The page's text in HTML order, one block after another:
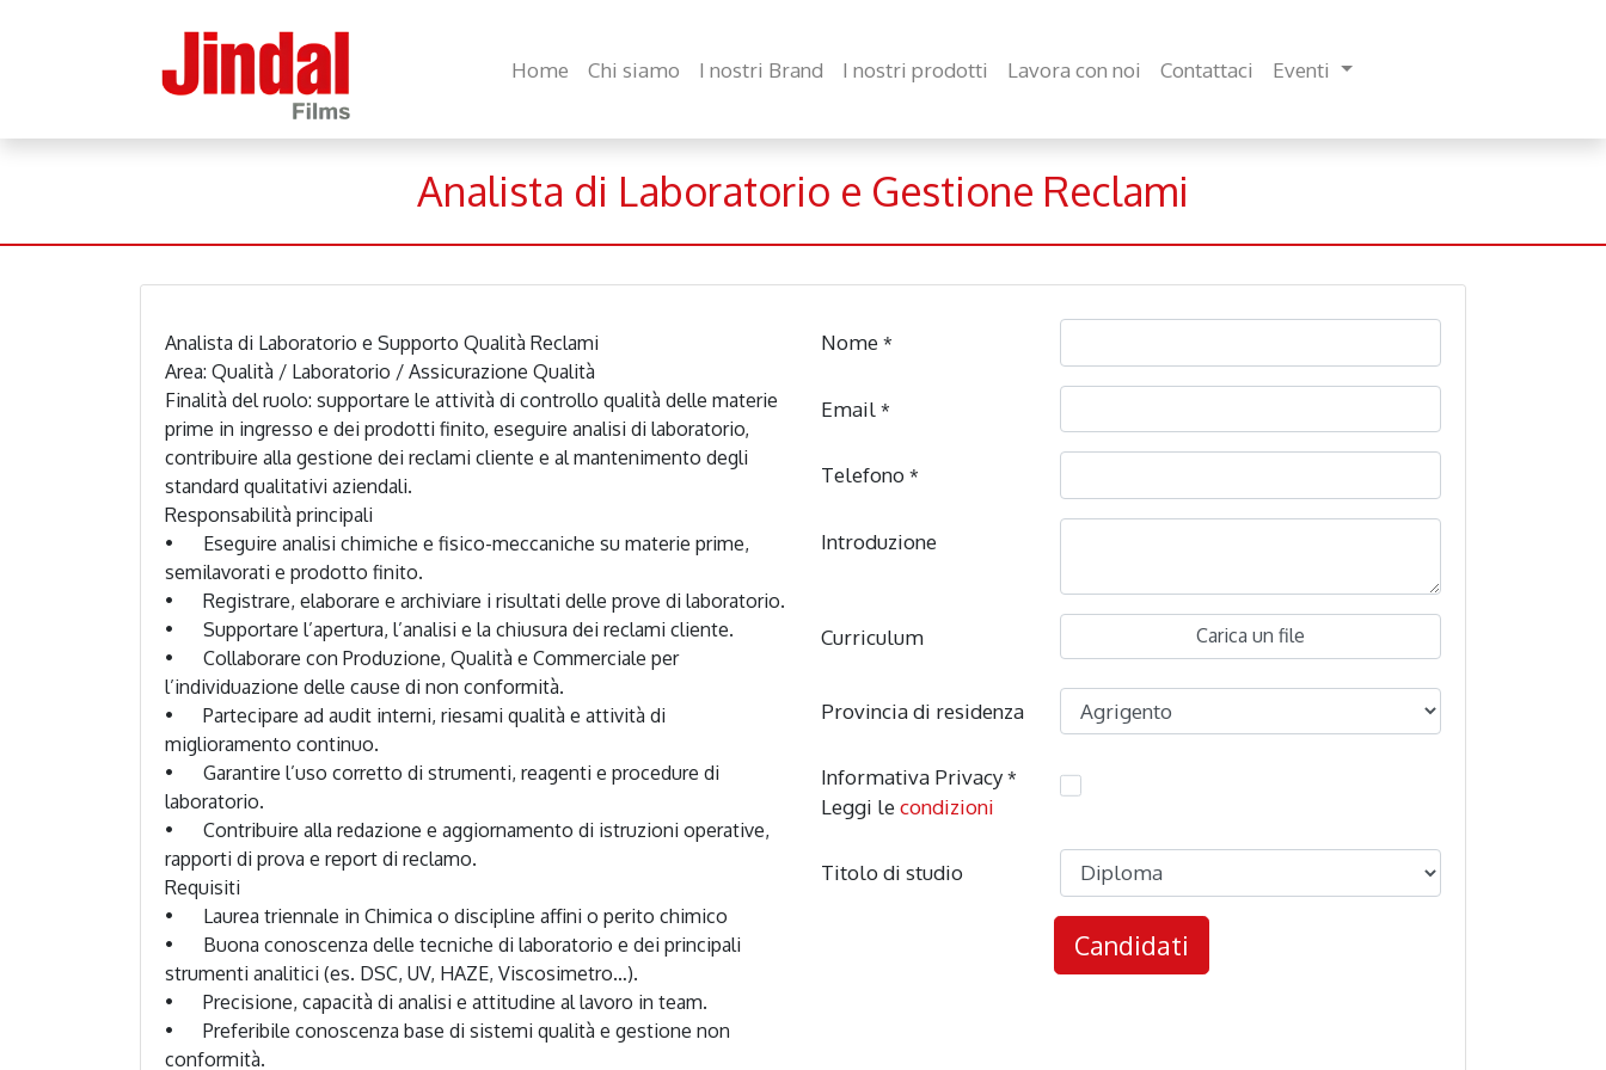
Home Chi siamo I nostri Brand I nostri prodotti Lavora con noi Contattaci Eventi
Analista di Laboratorio e Gestione Reclami
Analista di Laboratorio e Supporto Qualità Reclami
Area: Qualità / Laboratorio / Assicurazione Qualità
Finalità del ruolo: supportare le attività di controllo qualità delle materie
prime in ingresso e dei prodotti finito, eseguire analisi di laboratorio,
contribuire alla gestione dei reclami cliente e al mantenimento degli
standard qualitativi aziendali.
Responsabilità principali
•	Eseguire analisi chimiche e fisico-meccaniche su materie prime,
semilavorati e prodotto finito.
•	Registrare, elaborare e archiviare i risultati delle prove di laboratorio.
•	Supportare l’apertura, l’analisi e la chiusura dei reclami cliente.
•	Collaborare con Produzione, Qualità e Commerciale per
l’individuazione delle cause di non conformità.
•	Partecipare ad audit interni, riesami qualità e attività di
miglioramento continuo.
•	Garantire l’uso corretto di strumenti, reagenti e procedure di
laboratorio.
•	Contribuire alla redazione e aggiornamento di istruzioni operative,
rapporti di prova e report di reclamo.
Requisiti
•	Laurea triennale in Chimica o discipline affini o perito chimico
•	Buona conoscenza delle tecniche di laboratorio e dei principali
strumenti analitici (es. DSC, UV, HAZE, Viscosimetro…).
•	Precisione, capacità di analisi e attitudine al lavoro in team.
•	Preferibile conoscenza base di sistemi qualità e gestione non
conformità.
Nome *
Email *
Telefono *
Introduzione
Curriculum Carica un file
Provincia di residenza
Informativa Privacy *
Leggi lecondizioni
Titolo di studio
Candidati